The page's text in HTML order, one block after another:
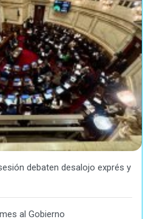
debaten desalojo exprés y
al Gobierno